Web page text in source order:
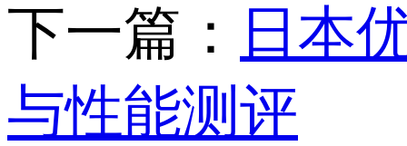
下一篇： 日本
与性能测评